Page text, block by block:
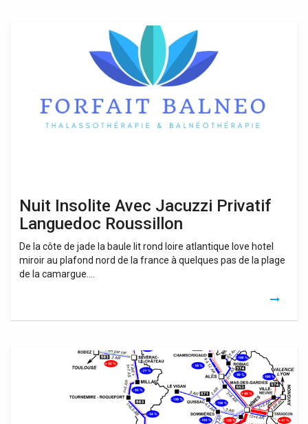
Nuit Insolite Avec Jacuzzi Privatif
Languedoc Roussillon
De la côte de jade la baule lit rond loire atlantique love hotel
miroir au plafond nord de la france à quelques pas de la plage
de la camargue….
Languedoc
Roussillon